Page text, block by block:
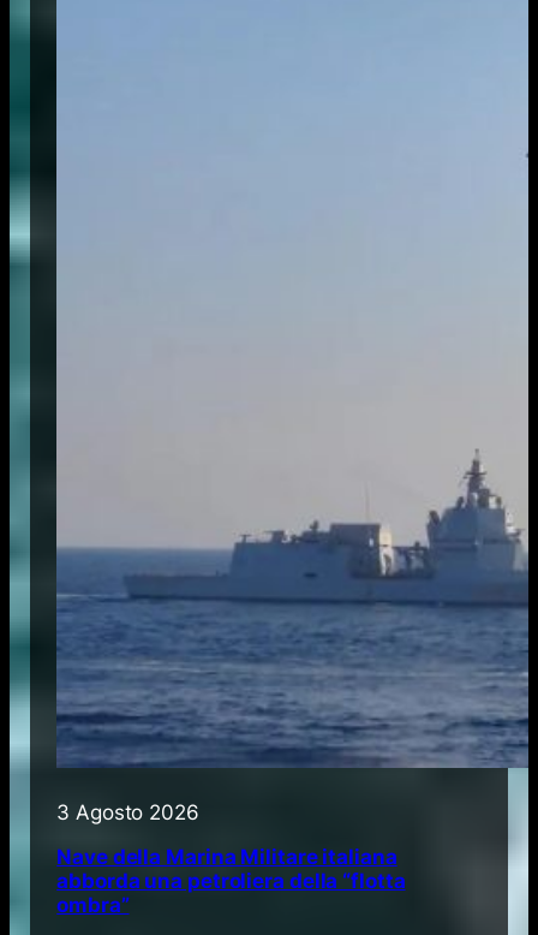
3 Agosto 2026
Nave della Marina Militare italiana
abborda una petroliera della “flotta
ombra”